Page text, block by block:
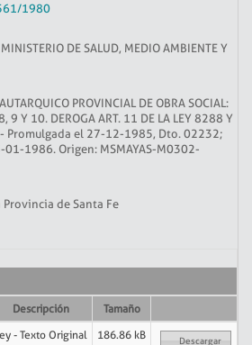
1980
DE SALUD, MEDIO AMBIENTE Y
PROVINCIAL DE OBRA SOCIAL:
9 Y 10. DEROGA ART. 11 DE LA LEY 8288 Y
Promulgada el 27-12-1985, Dto. 02232;
01-1986. Origen: MSMAYAS-M0302-
de Santa Fe
Descripción
Tamaño
- Texto Original 186.86 kB Descargar